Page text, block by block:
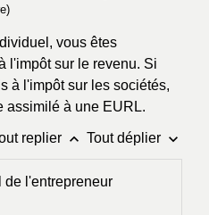
vous êtes
l'impôt sur le revenu. Si
à l'impôt sur les sociétés,
assimilé à une EURL.
replier keyboard_arrow_up Tout déplier keyboard_arrow_down
de l'entrepreneur